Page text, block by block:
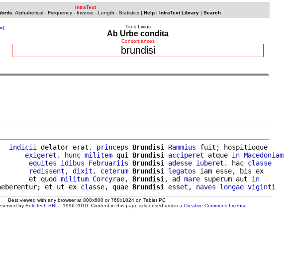
IntraText
: Alphabetical- Frequency- Inverse - Length - Statistics| Help| IntraText Library| Search
»]
Titus Livius
Ab Urbe condita
Concordances
brundisi
indicii delator erat. princeps Brundisi Rammius fuit; hospitioque
exigeret . hunc militem qui Brundisi acciperet atque in Macedoniam
equites idibus Februariis Brundisi adesse iuberet . hac classe
redissent , dixit . ceterum Brundisi legatos iam esse, bis ex
et quod militum Corcyrae, Brundisi , ad mare superum aut in
et ut ex classe, quae Brundisi esset , naves longae viginti
Best viewed with any browser at 800x600 or 768x1024 on Tablet PC
by EuloTech SRL - 1996-2010. Content in this page is licensed under a Creative Commons License